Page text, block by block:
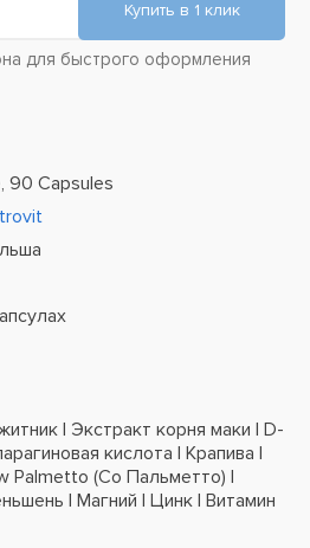
для быстрого оформления
90 Capsules
| Экстракт корня маки | D-
кислота | Крапива |
Palmetto (Со Пальметто) |
| Магний | Цинк | Витамин